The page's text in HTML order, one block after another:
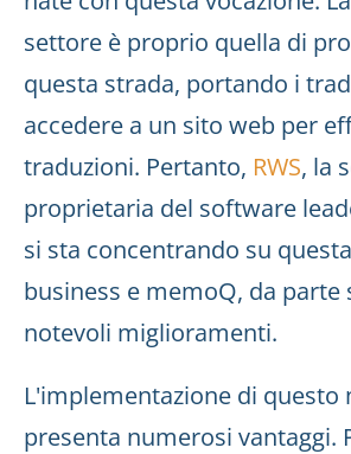
settore è proprio quella di
questa strada, portando i
accedere a un sito web per
traduzioni. Pertanto, RWS, la
proprietaria del software
si sta concentrando su
business e memoQ, da parte
notevoli miglioramenti.
L'implementazione di questo
presenta numerosi vantaggi.